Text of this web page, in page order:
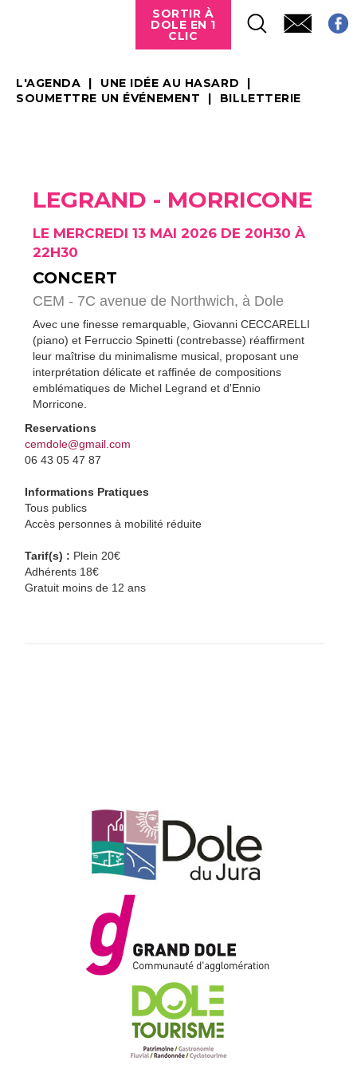
SORTIR À
DOLE EN 1
CLIC
L'AGENDA
UNE IDÉE AU HASARD
SOUMETTRE UN ÉVÉNEMENT
BILLETTERIE
LEGRAND - MORRICONE
LE MERCREDI 13 MAI 2026 DE 20H30 À
22H30
CONCERT
CEM - 7C avenue de Northwich, à Dole
Avec une finesse remarquable, Giovanni CECCARELLI
(piano) et Ferruccio Spinetti (contrebasse) réaffirment
leur maîtrise du minimalisme musical, proposant une
interprétation délicate et raffinée de compositions
emblématiques de Michel Legrand et d'Ennio
Morricone.
Reservations
cemdole@gmail.com
06 43 05 47 87
Informations Pratiques
Tous publics
Accès personnes à mobilité réduite
Tarif(s) : Plein 20€
Adhérents 18€
Gratuit moins de 12 ans